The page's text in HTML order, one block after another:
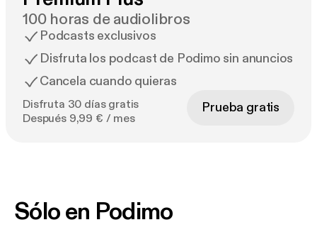
100 horas de audiolibros
Podcasts exclusivos
Disfruta los podcast de Podimo sin anuncios
Cancela cuando quieras
Disfruta 30 días gratis
Después 9,99 € / mes
Prueba gratis
Sólo en Podimo